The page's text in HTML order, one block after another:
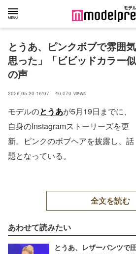
とうあ、ピンクボブで雰囲
思った」「ビビッドカラー
の声
2026.05.20 16:07 46,070 views
モデルのとうあが5月19日までに、
自身のInstagramストーリーズを更
新。ピンクのボブヘアを披露し、話
題となっている。
全文を読む
あわせて読みたい
とうあ、レザーパンツで